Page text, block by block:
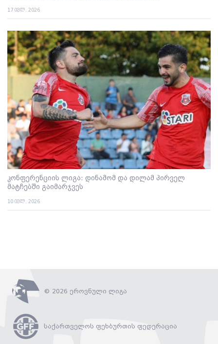
17 ივლ. 2026
კონფერენციის ლიგა: დინამომ და დილამ პირველ
მატჩებში გაიმარჯვეს
10 ივლ. 2026
© 2026 ეროვნული ლიგა
საქართველოს ფეხბურთის ფედერაცია